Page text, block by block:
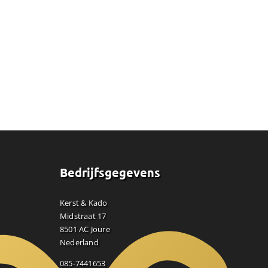
Bedrijfsgegevens
Kerst & Kado
Midstraat 17
8501 AC Joure
Nederland
085-7441653